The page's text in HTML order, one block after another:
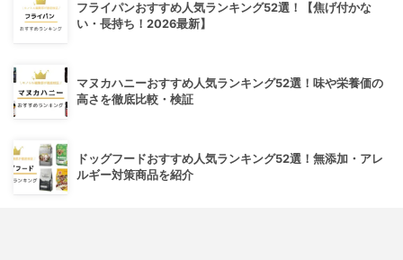
フライパンおすすめ人気ランキング52選！【焦げ付かな
い・長持ち！2026最新】
マヌカハニーおすすめ人気ランキング52選！味や栄養価の
高さを徹底比較・検証
ドッグフードおすすめ人気ランキング52選！無添加・アレ
ルギー対策商品を紹介